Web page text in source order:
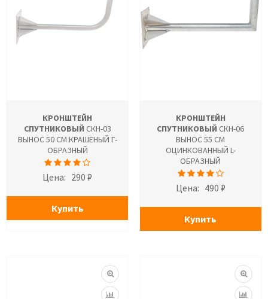
КРОНШТЕЙН
СПУТНИКОВЫЙ СКН-03
ВЫНОС 50 СМ КРАШЕНЫЙ Г-
ОБРАЗНЫЙ
Цена: 290 ₽
Купить
КРОНШТЕЙН
СПУТНИКОВЫЙ СКН-06
ВЫНОС 55 СМ
ОЦИНКОВАННЫЙ L-
ОБРАЗНЫЙ
Цена: 490 ₽
Купить